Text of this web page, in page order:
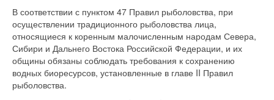
В соответствии с пунктом 47 Правил рыболовства, при
осуществлении традиционного рыболовства лица,
относящиеся к коренным малочисленным народам Севера,
Сибири и Дальнего Востока Российской Федерации, и их
общины обязаны соблюдать требования к сохранению
водных биоресурсов, установленные в главе II Правил
рыболовства.